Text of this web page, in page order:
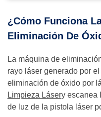
¿Cómo Funciona
Eliminación De
La máquina de
rayo láser generado por
eliminación de óxido por
Limpieza Lásery escanea
de luz de la pistola láser